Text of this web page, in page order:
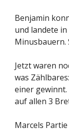
Benjamin
und landete
Minusbauern.
Jetzt waren
was
einer gewinnt.
auf allen 3
Marcels